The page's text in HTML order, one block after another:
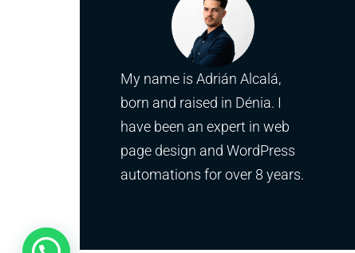
My name is Adrián Alcalá,
born and raised in Dénia. I
have been an expert in web
page design and WordPress
automations for over 8 years.